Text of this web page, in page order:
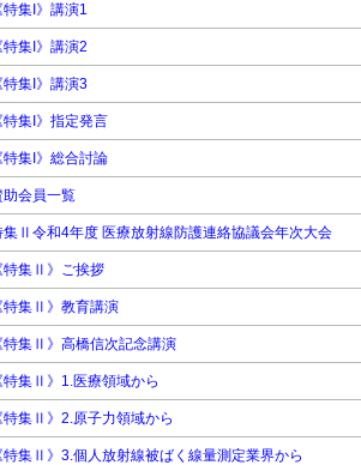
特集I》講演1
特集I》講演2
特集I》講演3
特集I》指定発言
特集I》総合討論
助会員一覧
集Ⅱ令和4年度 医療放射線防護連絡協議会年次大会
特集Ⅱ》ご挨拶
特集Ⅱ》教育講演
特集Ⅱ》高橋信次記念講演
特集Ⅱ》1.医療領域から
特集Ⅱ》2.原子力領域から
特集Ⅱ》3.個人放射線被ばく線量測定業界から